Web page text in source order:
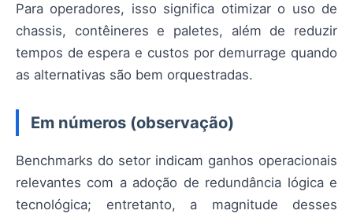
Para operadores, isso significa otimizar o uso de
chassis, contêineres e paletes, além de reduzir
tempos de espera e custos por demurrage quando
as alternativas são bem orquestradas.
Em números (observação)
Benchmarks do setor indicam ganhos operacionais
relevantes com a adoção de redundância lógica e
tecnológica; entretanto, a magnitude desses